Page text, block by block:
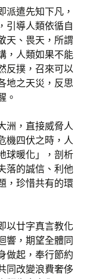
遣先知下凡，
引導人類依循自
天、畏天，所謂
，人類如果不能
反撲，召來可以
地之天災，反思
。
，直接威脅人
機四伏之時，人
球暖化」，剖析
落的誠信、利他
，珍惜共有的環
廿字真言教化
響，期望全體同
做起，奉行節約
同改變浪費奢侈